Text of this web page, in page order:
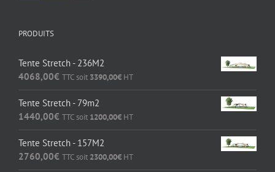
PRODUITS
Tente Stretch - 236M2
4068,00€ TTC soit 3390,00€ HT
Tente Stretch - 79m2
1440,00€ TTC soit 1200,00€ HT
Tente Stretch - 157M2
2760,00€ TTC soit 2300,00€ HT